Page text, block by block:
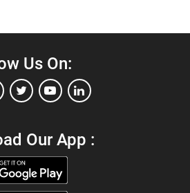
Us On:
Our App :